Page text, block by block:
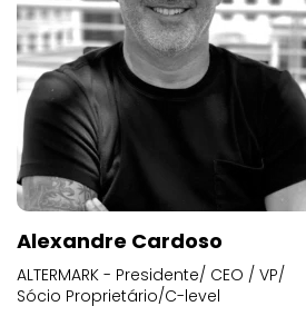
Alexandre Cardoso
ALTERMARK - Presidente/ CEO / VP/
Sócio Proprietário/C-level